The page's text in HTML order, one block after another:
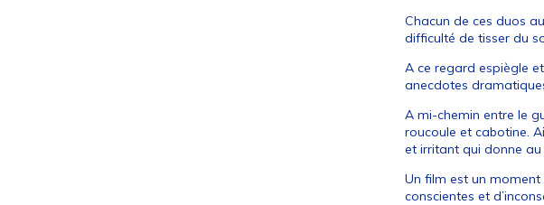
Chacun de ces duos
difficulté de tisser du
A ce regard espiègle
anecdotes
A mi-chemin entre le
roucoule et cabotine.
et irritant qui donne au
Un film est un
conscientes et